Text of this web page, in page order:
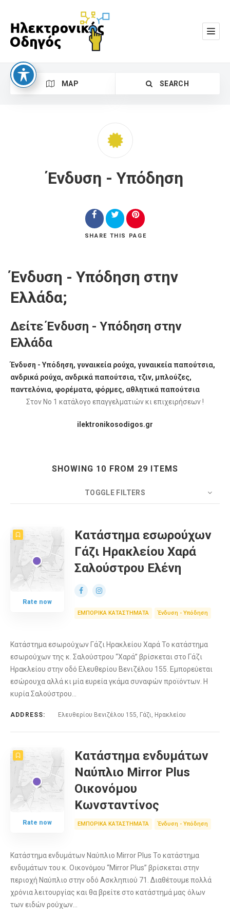
MAP SEARCH
Search
Ένδυση - Υπόδηση
SHARE THIS PAGE
Ένδυση - Υπόδηση στην
Ελλάδα;
Δείτε Ένδυση - Υπόδηση στην
Ελλάδα
Ένδυση - Υπόδηση, γυναικεία ρούχα, γυναικεία παπούτσια,
ανδρικά ρούχα, ανδρικά παπούτσια, τζιν, μπλούζες,
παντελόνια, φορέματα, φόρμες, αθλητικά παπούτσια
Στον Νο 1 κατάλογο επαγγελματιών κι επιχειρήσεων !
ilektronikosodigos.gr
SHOWING 10 FROM 29 ITEMS
TOGGLE FILTERS
COUNT SORT BY
Rate now
Κατάστημα εσωρούχων
Γάζι Ηρακλείου Χαρά
Σαλούστρου Ελένη
ΕΜΠΟΡΙΚΑ ΚΑΤΑΣΤΗΜΑΤΑ Ένδυση - Υπόδηση
Κατάστημα εσωρούχων Γάζι Ηρακλείου Χαρά Το κατάστημα
εσωρούχων της κ. Σαλούστρου “Χαρά” βρίσκεται στο Γάζι
Ηρακλείου στην οδό Ελευθερίου Βενιζέλου 155. Εμπορεύεται
εσώρουχα αλλά κι μία ευρεία γκάμα συναφών προϊόντων. Η
κυρία Σαλούστρου…
ADDRESS: Ελευθερίου Βενιζέλου 155, Γάζι, Ηρακλείου
Rate now
Κατάστημα ενδυμάτων
Ναύπλιο Mirror Plus
Οικονόμου
Κωνσταντίνος
ΕΜΠΟΡΙΚΑ ΚΑΤΑΣΤΗΜΑΤΑ Ένδυση - Υπόδηση
Κατάστημα ενδυμάτων Ναύπλιο Mirror Plus Το κατάστημα
ενδυμάτων του κ. Οικονόμου “Mirror Plus” βρίσκεται στην
περιοχή Ναύπλιο στην οδό Ασκληπιού 71. Διαθέτουμε πολλά
χρόνια λειτουργίας και θα βρείτε στο κατάστημά μας όλων
των ειδών ρούχων…